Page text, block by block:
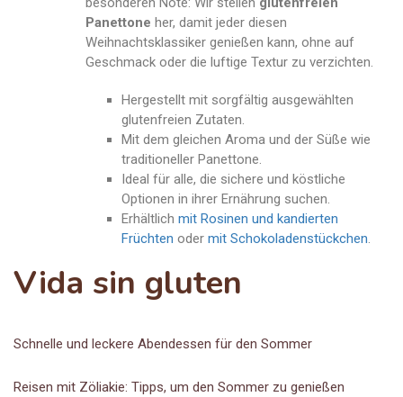
Panettone her, damit jeder diesen
Weihnachtsklassiker genießen kann, ohne auf
Geschmack oder die luftige Textur zu verzichten.
Hergestellt mit sorgfältig ausgewählten
glutenfreien Zutaten.
Mit dem gleichen Aroma und der Süße wie
traditioneller Panettone.
Ideal für alle, die sichere und köstliche
Optionen in ihrer Ernährung suchen.
Erhältlich mit Rosinen und kandierten
Früchten oder mit Schokoladenstückchen.
Vida sin gluten
Schnelle und leckere Abendessen für den Sommer
Reisen mit Zöliakie: Tipps, um den Sommer zu genießen